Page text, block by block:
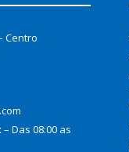
Centro
Das 08:00 as